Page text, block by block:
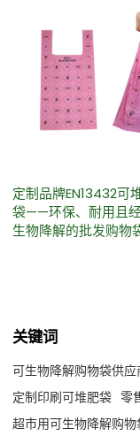
定制品牌EN13432可
袋——环保、耐用且
生物降解的批发购物
关键词
可生物降解购物袋供应
定制印刷可堆肥袋 零
超市用可生物降解购物